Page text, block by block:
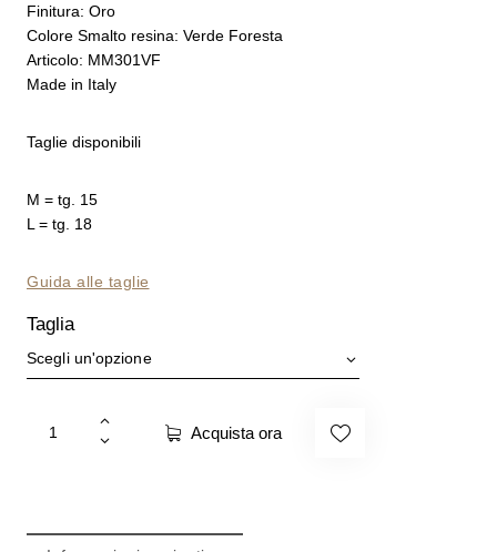
Finitura: Oro
Colore Smalto resina: Verde Foresta
Articolo: MM301VF
Made in Italy
Taglie disponibili
M = tg. 15
L = tg. 18
Guida alle taglie
Taglia
Acquista ora